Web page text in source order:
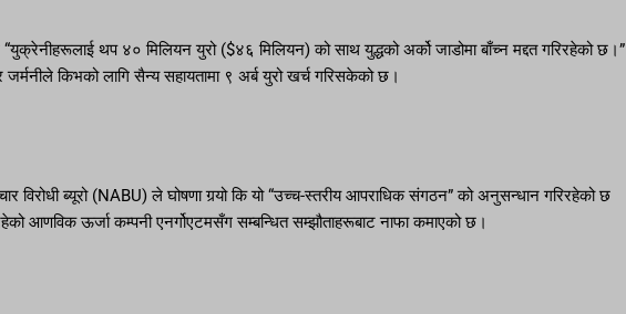
थप ४० मिलियन युरो ($४६ मिलियन) को साथ युद्धको अर्को जाडोमा बाँच्न मद्दत गरिरहेको छ।”
किभको लागि सैन्य सहायतामा ९ अर्ब युरो खर्च गरिसकेको छ।
विरोधी ब्यूरो (NABU) ले घोषणा गर्‍यो कि यो “उच्च-स्तरीय आपराधिक संगठन” को अनुसन्धान गरिरहेको छ
आणविक ऊर्जा कम्पनी एनर्गोएटमसँग सम्बन्धित सम्झौताहरूबाट नाफा कमाएको छ।